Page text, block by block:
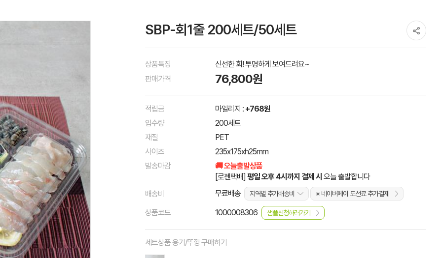
SBP-회1줄 200세트/50세트
상품특징
신선한 회! 투명하게 보여드려요~
판매가격
76,800원
적립금 마일리지 : +768원
입수량
200세트
재질
PET
사이즈
235x175xh25mm
발송마감
🚚 오늘출발상품
[로젠택배] 평일 오후 4시까지 결제 시 오늘 출발합니다
배송비
무료배송 지역별 추가배송비 ※ 네이버페이 도선료 추가결제
상품코드 1000008306 샘플신청하러가기
세트상품 용기/뚜껑 구매하기